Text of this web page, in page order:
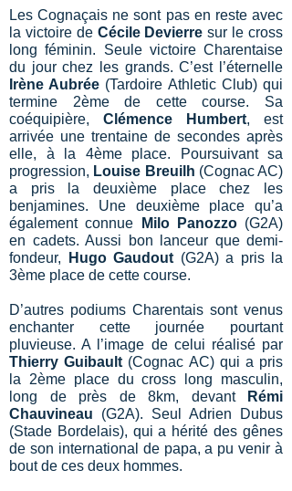
Les Cognaçais ne sont pas en reste avec
la victoire de Cécile Devierresur le cross
long féminin. Seule victoire Charentaise
du jour chez les grands. C’est l’éternelle
Irène Aubrée (Tardoire Athletic Club) qui
termine 2ème de cette course. Sa
coéquipière, Clémence Humbert, est
arrivée une trentaine de secondes après
elle, à la 4ème place. Poursuivant sa
progression, Louise Breuilh (Cognac AC)
a pris la deuxième place chez les
benjamines. Une deuxième place qu’a
également connue Milo Panozzo(G2A)
en cadets. Aussi bon lanceur que demi-
fondeur, Hugo Gaudout (G2A) a pris la
3ème place de cette course.
D’autres podiums Charentais sont venus
enchanter cette journée pourtant
pluvieuse. A l’image de celui réalisé par
Thierry Guibault (Cognac AC) qui a pris
la 2ème place du cross long masculin,
long de près de 8km, devant Rémi
Chauvineau (G2A). Seul Adrien Dubus
(Stade Bordelais), qui a hérité des gênes
de son international de papa, a pu venir à
bout de ces deux hommes.